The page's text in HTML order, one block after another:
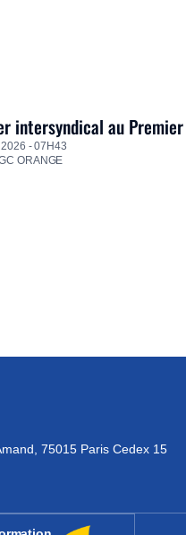
intersyndical au
- 07H43
ORANGE
75015 Paris Cedex 15